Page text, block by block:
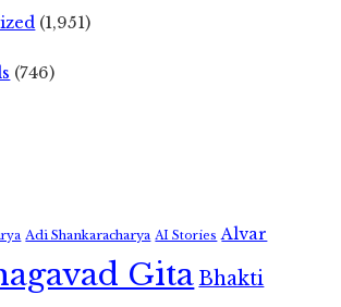
(1,951)
(746)
Adi Shankaracharya AI Stories Alvar
GitaBhakti